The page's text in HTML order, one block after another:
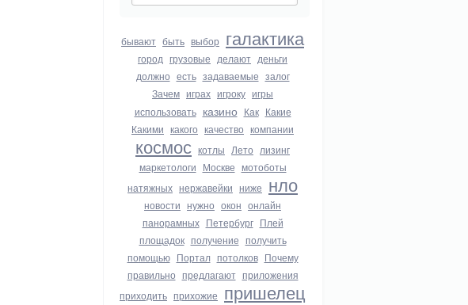
бывают быть выбор галактика
город грузовые делают деньги
должно есть задаваемые залог
Зачем играх игроку игры
использовать казино Как Какие
Какими какого качество компании
космос котлы Лето лизинг
маркетологи Москве мотоботы
натяжных нержавейки ниже нло
новости нужно окон онлайн
панорамных Петербург Плей
площадок получение получить
помощью Портал потолков Почему
правильно предлагают приложения
приходить прихожие пришелец